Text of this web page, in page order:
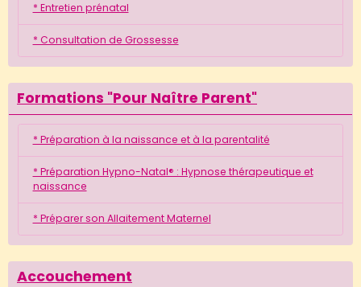
* Entretien prénatal
* Consultation de Grossesse
Formations "Pour Naître Parent"
* Préparation à la naissance et à la parentalité
* Préparation Hypno-Natal® : Hypnose thérapeutique et
naissance
* Préparer son Allaitement Maternel
Accouchement